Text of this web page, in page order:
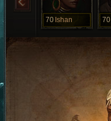
70 Ishan 70